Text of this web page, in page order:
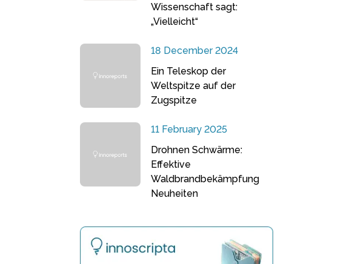
Wissenschaft sagt:
„Vielleicht“
18 December 2024
Ein Teleskop der
Weltspitze auf der
Zugspitze
11 February 2025
Drohnen Schwärme:
Effektive
Waldbrandbekämpfung
Neuheiten